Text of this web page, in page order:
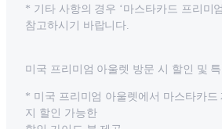
* 기타 사항의 경우 ‘마스타카드 프리미
참고하시기 바랍니다.
미국 프리미엄 아울렛 방문 시 할인 및
* 미국 프리미엄 아울렛에서 마스타카드
지 할인 가능한